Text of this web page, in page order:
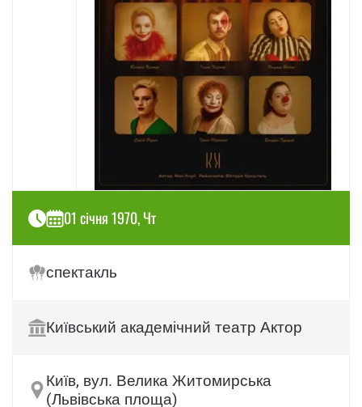
01 січня 1970, Чт
спектакль
Київський академічний театр Актор
Київ, вул. Велика Житомирська
(Львівська площа)